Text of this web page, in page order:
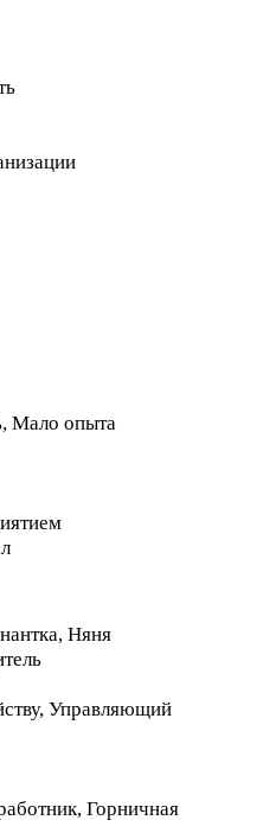
Мало опыта
Няня
Управляющий
Горничная